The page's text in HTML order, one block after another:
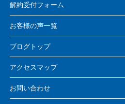
解約受付フォーム
お客様の声一覧
ブログトップ
アクセスマップ
お問い合わせ